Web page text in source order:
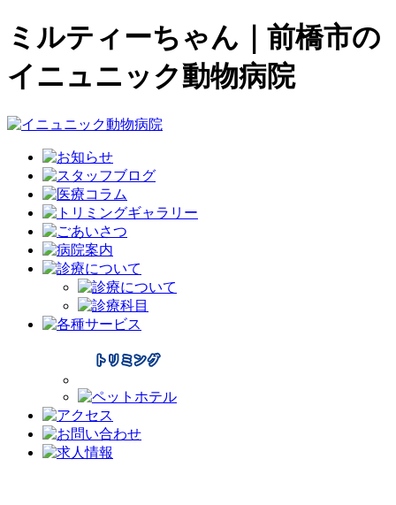
ミルティーちゃん｜前橋市の
イニュニック動物病院